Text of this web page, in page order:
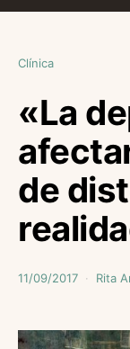
Clínica
«La
de
11/09/2017 Rita